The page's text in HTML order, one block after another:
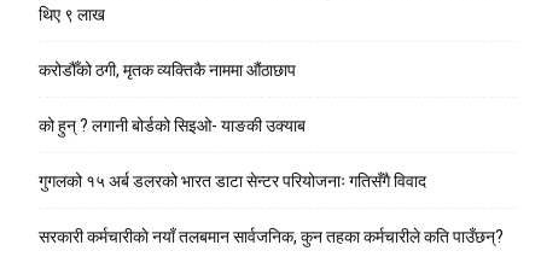
थिए ९ लाख
करोडौँको ठगी, मृतक व्यक्तिकै नाममा औंठाछाप
को हुन् ? लगानी बोर्डको सिइओ- याङकी उक्याब
गुगलको १५ अर्ब डलरको भारत डाटा सेन्टर परियोजनाः गतिसँगै विवाद
सरकारी कर्मचारीकाे नयाँ तलबमान सार्वजनिक, कुन तहका कर्मचारीले कति पाउँछन्?